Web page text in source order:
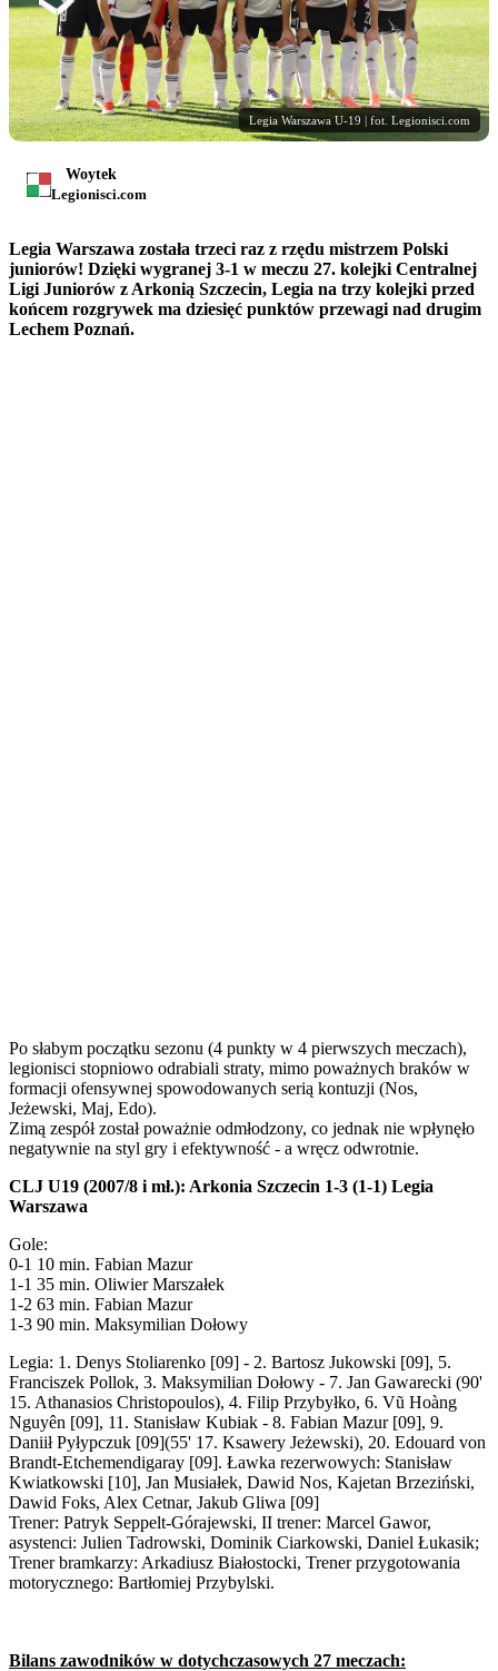
Legia Warszawa U-19 | fot. Legionisci.com
Woytek
Legionisci.com
Legia Warszawa została trzeci raz z rzędu mistrzem Polski
juniorów! Dzięki wygranej 3-1 w meczu 27. kolejki Centralnej
Ligi Juniorów z Arkonią Szczecin, Legia na trzy kolejki przed
końcem rozgrywek ma dziesięć punktów przewagi nad drugim
Lechem Poznań.
Po słabym początku sezonu (4 punkty w 4 pierwszych meczach),
legionisci stopniowo odrabiali straty, mimo poważnych braków w
formacji ofensywnej spowodowanych serią kontuzji (Nos,
Jeżewski, Maj, Edo).
Zimą zespół został poważnie odmłodzony, co jednak nie wpłynęło
negatywnie na styl gry i efektywność - a wręcz odwrotnie.
CLJ U19 (2007/8 i mł.): Arkonia Szczecin 1-3 (1-1) Legia
Warszawa
Gole:
0-1 10 min. Fabian Mazur
1-1 35 min. Oliwier Marszałek
1-2 63 min. Fabian Mazur
1-3 90 min. Maksymilian Dołowy
Legia: 1. Denys Stoliarenko [09] - 2. Bartosz Jukowski [09], 5.
Franciszek Pollok, 3. Maksymilian Dołowy - 7. Jan Gawarecki (90'
15. Athanasios Christopoulos), 4. Filip Przybyłko, 6. Vũ Hoàng
Nguyên [09], 11. Stanisław Kubiak - 8. Fabian Mazur [09], 9.
Daniił Pyłypczuk [09](55' 17. Ksawery Jeżewski), 20. Edouard von
Brandt-Etchemendigaray [09]. Ławka rezerwowych: Stanisław
Kwiatkowski [10], Jan Musiałek, Dawid Nos, Kajetan Brzeziński,
Dawid Foks, Alex Cetnar, Jakub Gliwa [09]
Trener: Patryk Seppelt-Górajewski, II trener: Marcel Gawor,
asystenci: Julien Tadrowski, Dominik Ciarkowski, Daniel Łukasik;
Trener bramkarzy: Arkadiusz Białostocki, Trener przygotowania
motorycznego: Bartłomiej Przybylski.
Bilans zawodników w dotychczasowych 27 meczach: